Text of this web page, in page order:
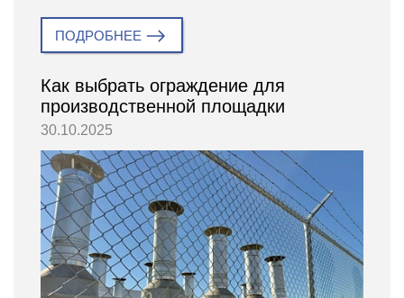
ПОДРОБНЕЕ
Как выбрать ограждение для
производственной площадки
30.10.2025